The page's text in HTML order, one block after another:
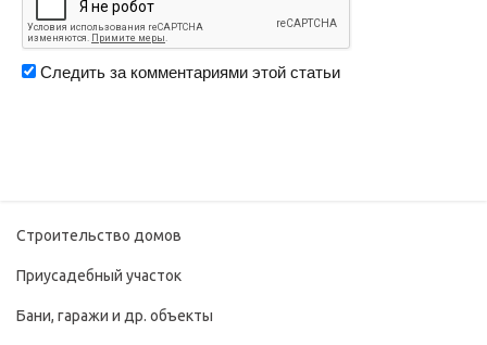
Следить за комментариями этой статьи
Строительство домов
Приусадебный участок
Бани, гаражи и др. объекты